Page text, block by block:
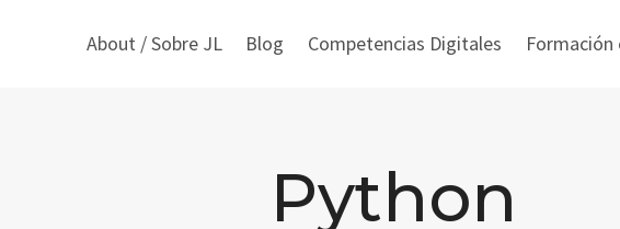
About / Sobre JL Blog Competencias Digitales
Python